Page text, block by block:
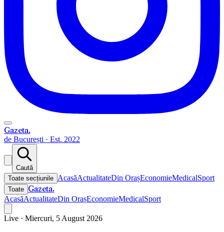
Gazeta.
de București · Est. 2022
Caută
Toate secțiunile AcasăActualitateDin OrașEconomieMedicalSport
Toate Gazeta.
AcasăActualitateDin OrașEconomieMedicalSport
Live · Miercuri, 5 August 2026